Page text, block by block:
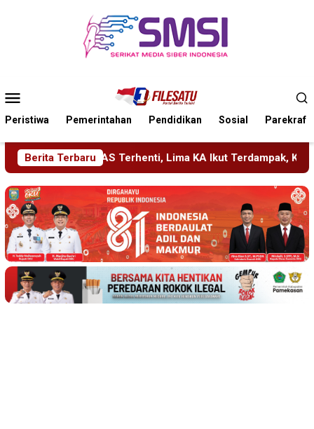
Mobile
Peristiwa Pemerintahan Pendidikan Sosial Parekraf
Berita Terbaru
KA Ikut Terdampak, KAI Daop 7 Gerak Cepat Pulihkan